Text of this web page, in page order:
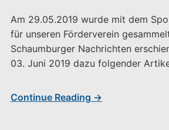
Am 29.05.2019 wurde mit dem
für unseren Förderverein
Schaumburger Nachrichten
03. Juni 2019 dazu folgender
Continue Reading →